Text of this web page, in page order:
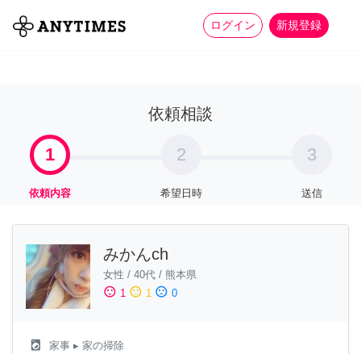
ログイン 新規登録
全て 家事 more_horiz
依頼相談
1
依頼内容
2
希望日時
3
送信
みかんch
女性 / 40代 / 熊本県
sentiment_satisfied 1 sentiment_neutral 1 sentiment_dissatisfied 0
local_laundry_service 家事 ▸ 家の掃除